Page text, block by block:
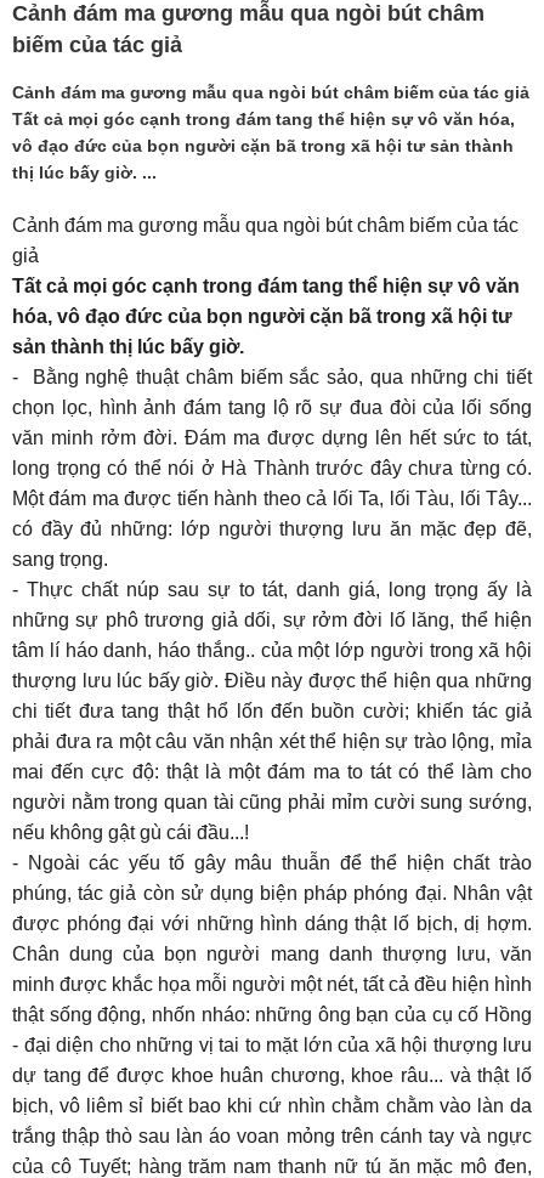
Cảnh đám ma gương mẫu qua ngòi bút châm
biếm của tác giả
Cảnh đám ma gương mẫu qua ngòi bút châm biếm của tác giả
Tất cả mọi góc cạnh trong đám tang thể hiện sự vô văn hóa,
vô đạo đức của bọn người cặn bã trong xã hội tư sản thành
thị lúc bấy giờ. ...
Cảnh đám ma gương mẫu qua ngòi bút châm biếm của tác
giả
Tất cả mọi góc cạnh trong đám tang thể hiện sự vô văn
hóa, vô đạo đức của bọn người cặn bã trong xã hội tư
sản thành thị lúc bấy giờ.
- Bằng nghệ thuật châm biếm sắc sảo, qua những chi tiết
chọn lọc, hình ảnh đám tang lộ rõ sự đua đòi của lối sống
văn minh rởm đời. Đám ma được dựng lên hết sức to tát,
long trọng có thể nói ở Hà Thành trước đây chưa từng có.
Một đám ma được tiến hành theo cả lối Ta, lối Tàu, lối Tây...
có đầy đủ những: lớp người thượng lưu ăn mặc đẹp đẽ,
sang trọng.
- Thực chất núp sau sự to tát, danh giá, long trọng ấy là
những sự phô trương giả dối, sự rởm đời lố lăng, thể hiện
tâm lí háo danh, háo thắng.. của một lớp người trong xã hội
thượng lưu lúc bấy giờ. Điều này được thể hiện qua những
chi tiết đưa tang thật hổ lốn đến buồn cười; khiến tác giả
phải đưa ra một câu văn nhận xét thể hiện sự trào lộng, mỉa
mai đến cực độ: thật là một đám ma to tát có thể làm cho
người nằm trong quan tài cũng phải mỉm cười sung sướng,
nếu không gật gù cái đầu...!
- Ngoài các yếu tố gây mâu thuẫn để thể hiện chất trào
phúng, tác giả còn sử dụng biện pháp phóng đại. Nhân vật
được phóng đại với những hình dáng thật lố bịch, dị hợm.
Chân dung của bọn người mang danh thượng lưu, văn
minh được khắc họa mỗi người một nét, tất cả đều hiện hình
thật sống động, nhốn nháo: những ông bạn của cụ cố Hồng
- đại diện cho những vị tai to mặt lớn của xã hội thượng lưu
dự tang để được khoe huân chương, khoe râu... và thật lố
bịch, vô liêm sỉ biết bao khi cứ nhìn chằm chằm vào làn da
trắng thập thò sau làn áo voan mỏng trên cánh tay và ngực
của cô Tuyết; hàng trăm nam thanh nữ tú ăn mặc mô đen,